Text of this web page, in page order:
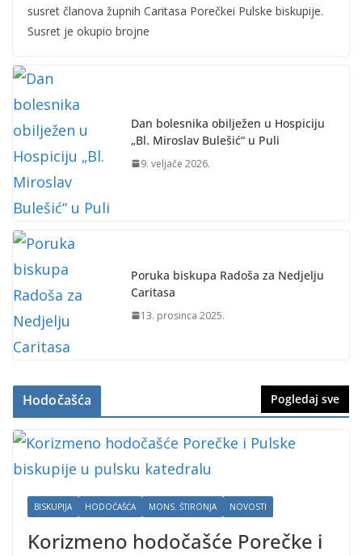
susret članova župnih Caritasa Porečkei Pulske biskupije.
Susret je okupio brojne
Dan bolesnika obilježen u Hospiciju
„Bl. Miroslav Bulešić“ u Puli
9. veljače 2026.
Poruka biskupa Radoša za Nedjelju
Caritasa
13. prosinca 2025.
Hodočašća Pogledaj sve
BISKUPIJA HODOČAŠĆA MONS. ŠTIRONJA NOVOSTI
Korizmeno hodočašće Porečke i